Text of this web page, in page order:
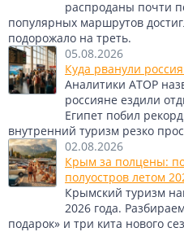
безопасность.
Вы сможете погрузиться в
уютного кресла. Веб-камеры
онлайн – это ваш
португальского побережья,
Португалия Кошта-да-
Источник:youtube.com
распроданы почти
популярных маршрутов
подорожало на треть.
05.08.2026
Куда рванули
Аналитики АТОР
россияне ездили
Египет побил
внутренний туризм резко
02.08.2026
Крым за полцены:
полуостров летом
Крымский туризм
2026 года.
подарок» и три кита нового